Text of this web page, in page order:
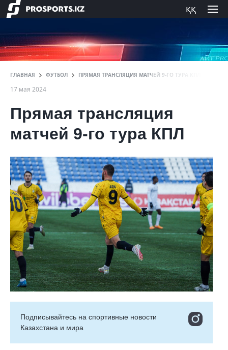
ққ
ГЛАВНАЯ ФУТБОЛ ПРЯМАЯ ТРАНСЛЯЦИЯ МАТЧЕЙ 9-ГО ТУРА КПЛ
17 мая 2024
Прямая трансляция
матчей 9-го тура КПЛ
Подписывайтесь на cпортивные новости
Казахстана и мира